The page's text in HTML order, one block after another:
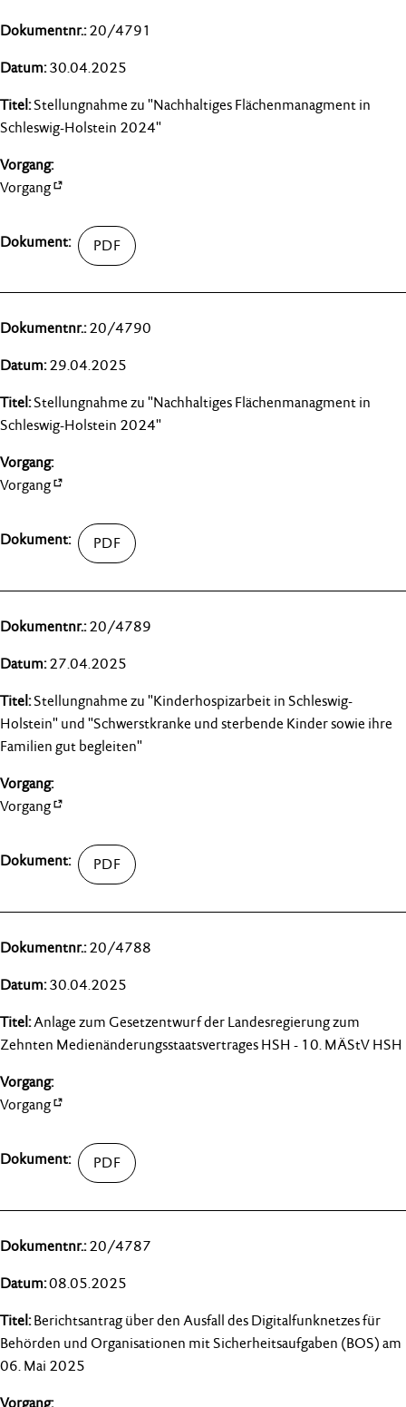
20/4791
30.04.2025
Stellungnahme zu "Nachhaltiges Flächenmanagment in
Schleswig-Holstein 2024"
Vorgang
20/4790
29.04.2025
Stellungnahme zu "Nachhaltiges Flächenmanagment in
Schleswig-Holstein 2024"
Vorgang
20/4789
27.04.2025
Stellungnahme zu "Kinderhospizarbeit in Schleswig-
Holstein" und "Schwerstkranke und sterbende Kinder sowie ihre
Familien gut begleiten"
Vorgang
20/4788
30.04.2025
Anlage zum Gesetzentwurf der Landesregierung zum
Zehnten Medienänderungsstaatsvertrages HSH - 10. MÄStV HSH
Vorgang
20/4787
08.05.2025
Berichtsantrag über den Ausfall des Digitalfunknetzes für
Behörden und Organisationen mit Sicherheitsaufgaben (BOS) am
06. Mai 2025